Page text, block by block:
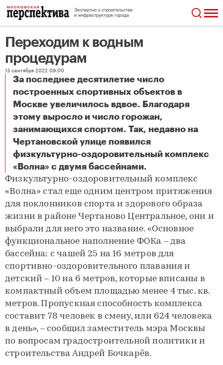
Переходим к водным
процедурам
13 сентября 2022 09:00
За последнее десятилетие число
построенных спортивных объектов в
Москве увеличилось вдвое. Благодаря
этому выросло и число горожан,
занимающихся спортом. Так, недавно на
Чертановской улице появился
физкультурно-оздоровительный комплекс
«Волна» с двумя бассейнами.
Переходим к водным процедурам
Физкультурно-оздоровительный комплекс
«Волна» стал еще одним центром притяжения
для поклонников спорта и здорового образа
жизни в районе Чертаново Центральное, они и
выбрали для него это название. «Основное
функциональное наполнение ФОКа – два
бассейна: с чашей 25 на 16 метров для
спортивно-оздоровительного плавания и
детский – 10 на 6 метров, которые вписаны в
компактный объем площадью менее 4 тыс. кв.
метров. Пропускная способность комплекса
составит 78 человек в смену, или 624 человека
в день», – сообщил заместитель мэра Москвы
по вопросам градостроительной политики и
строительства Андрей Бочкарёв.